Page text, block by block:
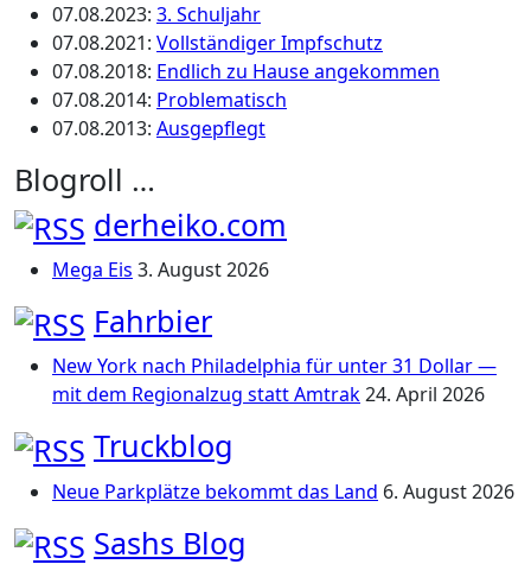
07.08.2023: 3. Schuljahr
07.08.2021: Vollständiger Impfschutz
07.08.2018: Endlich zu Hause angekommen
07.08.2014: Problematisch
07.08.2013: Ausgepflegt
Blogroll …
derheiko.com
Mega Eis 3. August 2026
Fahrbier
New York nach Philadelphia für unter 31 Dollar —
mit dem Regionalzug statt Amtrak24. April 2026
Truckblog
Neue Parkplätze bekommt das Land 6. August 2026
Sashs Blog